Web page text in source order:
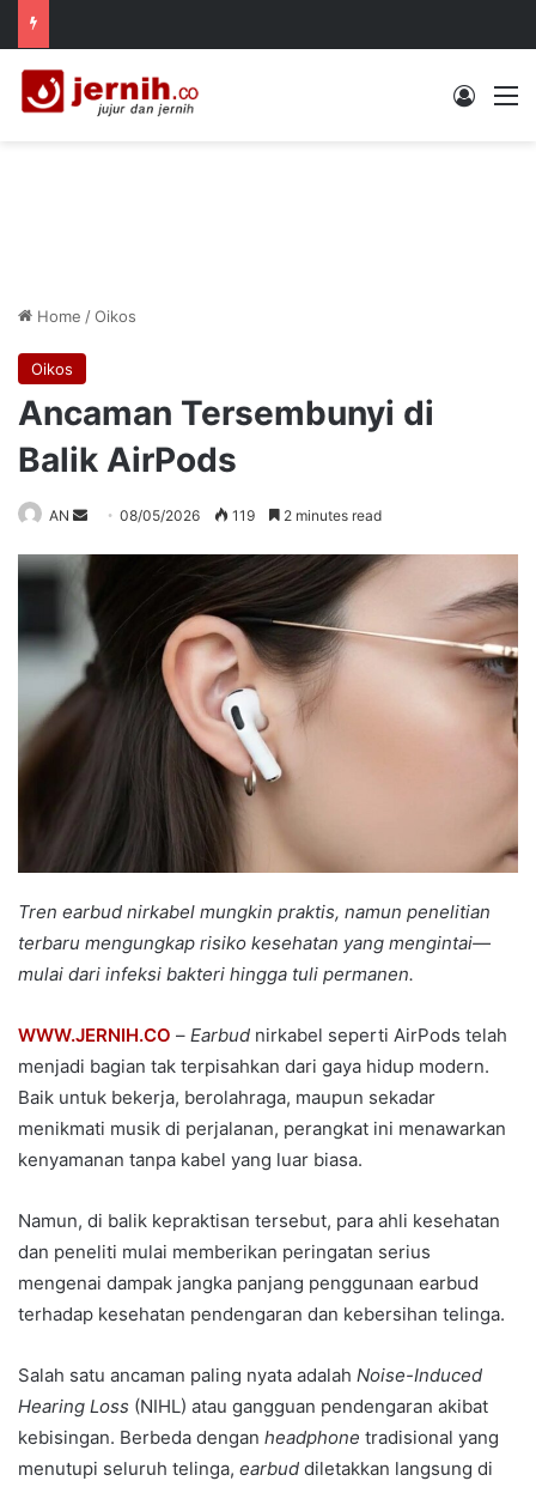
Log In
Home /Oikos
Oikos
Ancaman Tersembunyi di
Balik AirPods
AN
Send
email
08/05/2026 119 2 minutes read
Tren earbud nirkabel mungkin praktis, namun penelitian
terbaru mengungkap risiko kesehatan yang mengintai—
mulai dari infeksi bakteri hingga tuli permanen.
WWW.JERNIH.CO – Earbud nirkabel seperti AirPods telah
menjadi bagian tak terpisahkan dari gaya hidup modern.
Baik untuk bekerja, berolahraga, maupun sekadar
menikmati musik di perjalanan, perangkat ini menawarkan
kenyamanan tanpa kabel yang luar biasa.
Namun, di balik kepraktisan tersebut, para ahli kesehatan
dan peneliti mulai memberikan peringatan serius
mengenai dampak jangka panjang penggunaan earbud
terhadap kesehatan pendengaran dan kebersihan telinga.
Salah satu ancaman paling nyata adalah Noise-Induced
Hearing Loss (NIHL) atau gangguan pendengaran akibat
kebisingan. Berbeda dengan headphone tradisional yang
menutupi seluruh telinga, earbud diletakkan langsung di